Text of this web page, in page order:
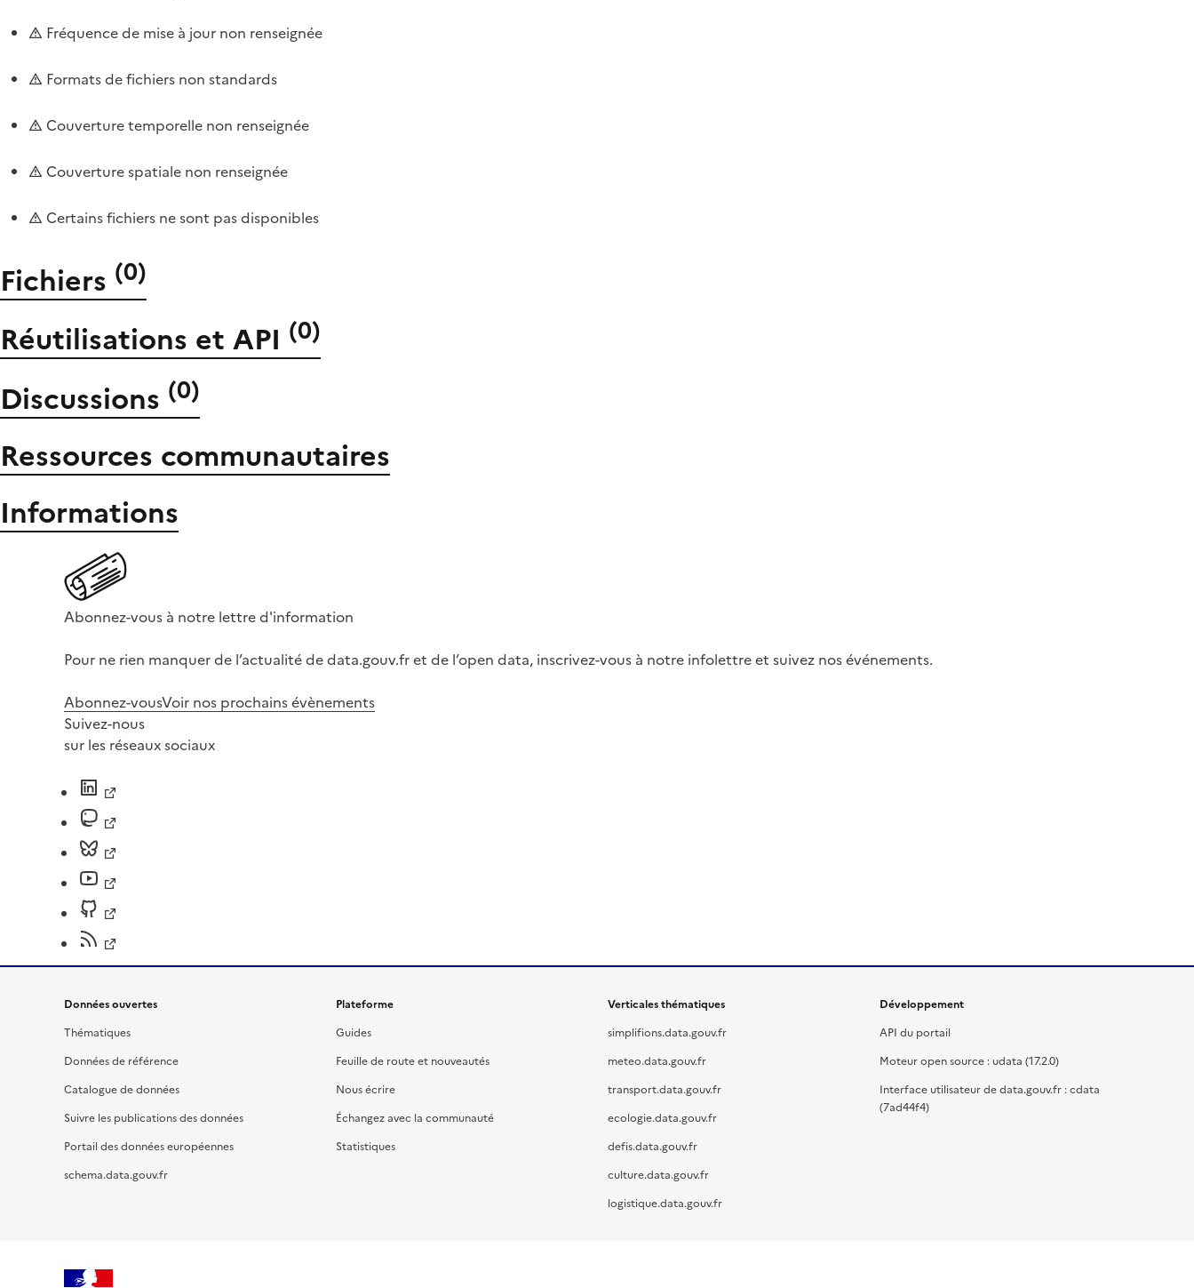
Fréquence de mise à jour non renseignée
Formats de fichiers non standards
Couverture temporelle non renseignée
Couverture spatiale non renseignée
Certains fichiers ne sont pas disponibles
Fichiers (0)
Réutilisations et API (0)
Discussions (0)
Ressources communautaires
Informations
Abonnez-vous à notre lettre d'information
Pour ne rien manquer de l’actualité de data.gouv.fr et de l’open data, inscrivez-vous à notre infolettre et suivez nos événements.
Abonnez-vousVoir nos prochains évènements
Suivez-nous
sur les réseaux sociaux
Données ouvertes
Thématiques
Données de référence
Catalogue de données
Suivre les publications des données
Portail des données européennes
schema.data.gouv.fr
Plateforme
Guides
Feuille de route et nouveautés
Nous écrire
Échangez avec la communauté
Statistiques
Verticales thématiques
simplifions.data.gouv.fr
meteo.data.gouv.fr
transport.data.gouv.fr
ecologie.data.gouv.fr
defis.data.gouv.fr
culture.data.gouv.fr
logistique.data.gouv.fr
Développement
API du portail
Moteur open source : udata (17.2.0)
Interface utilisateur de data.gouv.fr : cdata
(7ad44f4)